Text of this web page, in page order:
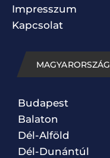
Impresszum
Kapcsolat
MAGYARORSZÁG
Budapest
Balaton
Dél-Alföld
Dél-Dunántúl